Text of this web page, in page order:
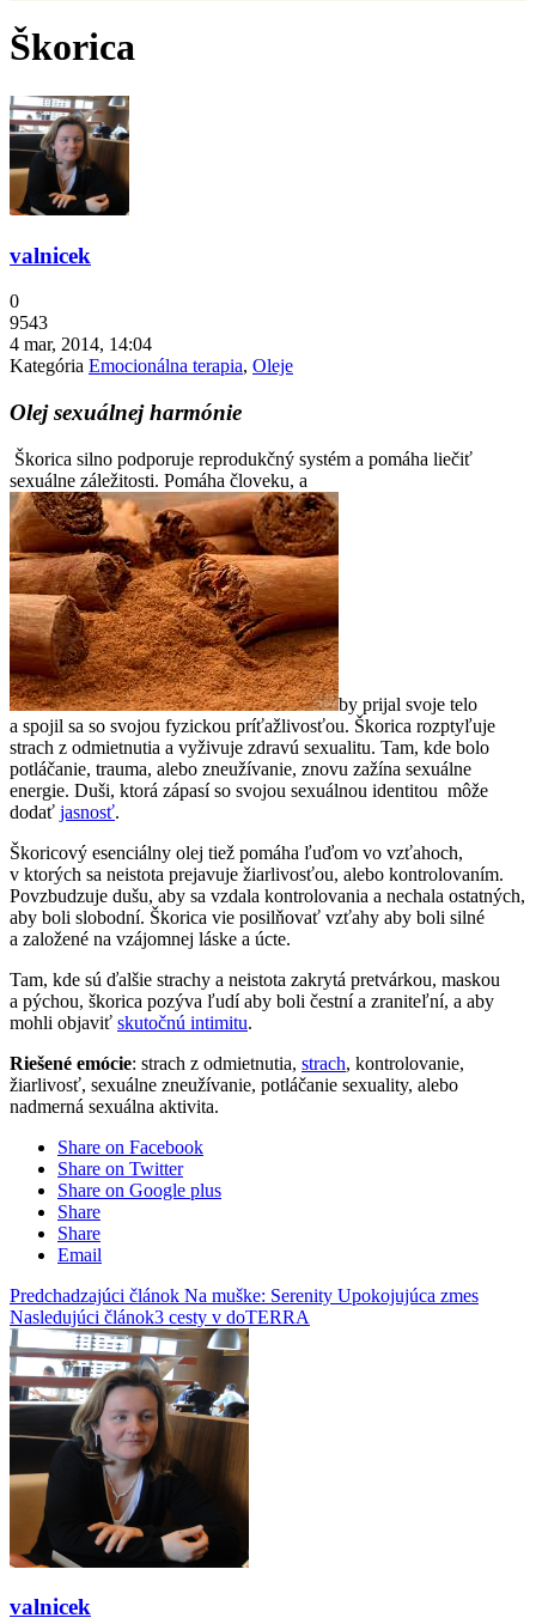
Škorica
valnicek
0
9543
4 mar, 2014, 14:04
Kategória Emocionálna terapia, Oleje
Olej sexuálnej harmónie
Škorica silno podporuje reprodukčný systém a pomáha liečiť
sexuálne záležitosti. Pomáha človeku, a
by prijal svoje telo
a spojil sa so svojou fyzickou príťažlivosťou. Škorica rozptyľuje
strach z odmietnutia a vyživuje zdravú sexualitu. Tam, kde bolo
potláčanie, trauma, alebo zneužívanie, znovu zažína sexuálne
energie. Duši, ktorá zápasí so svojou sexuálnou identitou môže
dodať jasnosť.
Škoricový esenciálny olej tiež pomáha ľuďom vo vzťahoch,
v ktorých sa neistota prejavuje žiarlivosťou, alebo kontrolovaním.
Povzbudzuje dušu, aby sa vzdala kontrolovania a nechala ostatných,
aby boli slobodní. Škorica vie posilňovať vzťahy aby boli silné
a založené na vzájomnej láske a úcte.
Tam, kde sú ďalšie strachy a neistota zakrytá pretvárkou, maskou
a pýchou, škorica pozýva ľudí aby boli čestní a zraniteľní, a aby
mohli objaviť skutočnú intimitu.
Riešené emócie: strach z odmietnutia, strach, kontrolovanie,
žiarlivosť, sexuálne zneužívanie, potláčanie sexuality, alebo
nadmerná sexuálna aktivita.
Share on Facebook
Share on Twitter
Share on Google plus
Share
Share
Email
Predchadzajúci článok Na muške: Serenity Upokojujúca zmes
Nasledujúci článok3 cesty v doTERRA
valnicek